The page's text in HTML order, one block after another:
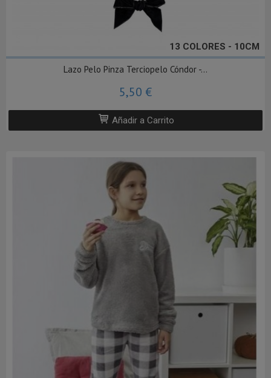
13 COLORES - 10CM
Lazo Pelo Pinza Terciopelo Cóndor -...
5,50 €
Añadir a Carrito